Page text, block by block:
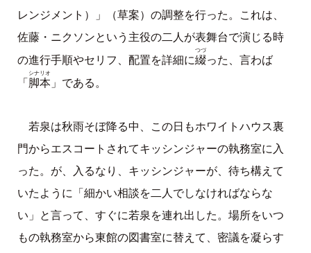
レンジメント）」（草案）の調整を行った。これは、
佐藤・ニクソンという主役の二人が表舞台で演じる時
の進行手順やセリフ、配置を詳細に綴
つづ
った、言わば
「 脚本
シナリオ
」である。
若泉は秋雨そぼ降る中、この日もホワイトハウス裏
門からエスコートされてキッシンジャーの執務室に入
った。が、入るなり、キッシンジャーが、待ち構えて
いたように「細かい相談を二人でしなければならな
い」と言って、すぐに若泉を連れ出した。場所をいつ
もの執務室から東館の図書室に替えて、密議を凝らす